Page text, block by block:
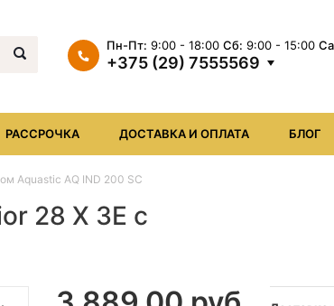
Пн-Пт: 9:00 - 18:00 Сб: 9:00 - 15:00
+375 (29) 7555569
+375 (17) XXX
РАССРОЧКА ДОСТАВКА И ОПЛАТА БЛОГ
Aquastic AQ IND 200 SC
28 X 3E с